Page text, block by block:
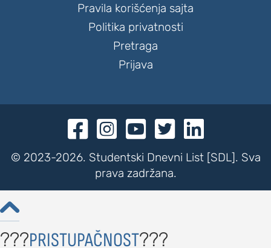
Pravila korišćenja sajta
Politika privatnosti
Pretraga
Prijava
    
© 2023-2026. Studentski Dnevni List [SDL]. Sva
prava zadržana.

???PRISTUPAČNOST???